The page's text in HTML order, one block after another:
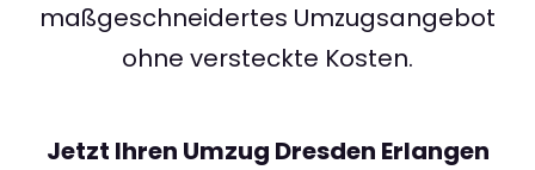
maßgeschneidertes Umzugsangebot
ohne versteckte Kosten.
Jetzt Ihren Umzug Dresden Erlangen